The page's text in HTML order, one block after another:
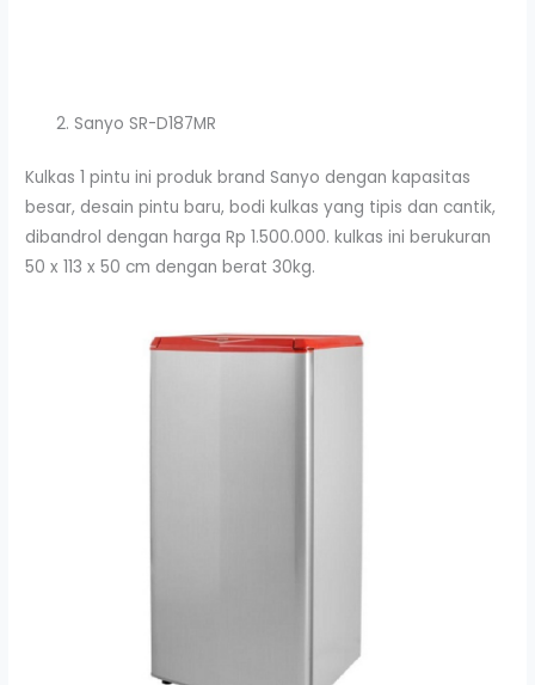
Sanyo SR-D187MR
Kulkas 1 pintu ini produk brand Sanyo dengan kapasitas
besar, desain pintu baru, bodi kulkas yang tipis dan cantik,
dibandrol dengan harga Rp 1.500.000. kulkas ini berukuran
50 x 113 x 50 cm dengan berat 30kg.